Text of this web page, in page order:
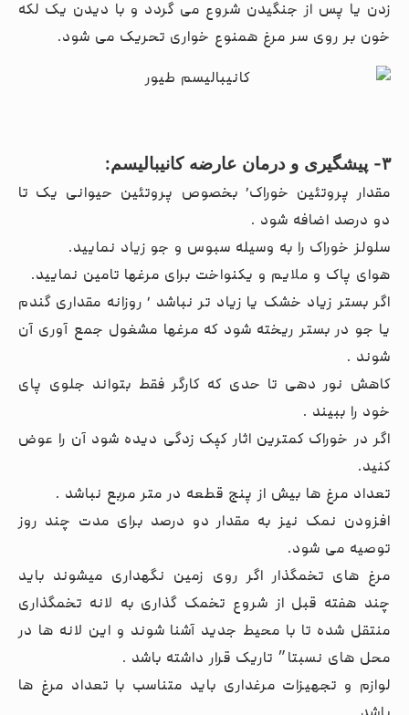
زدن یا پس از جنگیدن شروع می گردد و با دیدن یک لکه
خون بر روی سر مرغ همنوع خواری تحریک می شود.
۳- پیشگیری و درمان عارضه کانیبالیسم :
مقدار پروتئین خوراک٬ بخصوص پروتئین حیوانی یک تا
دو درصد اضافه شود .
سلولز خوراک را به وسیله سبوس و جو زیاد نمایید.
هوای پاک و ملایم و یکنواخت برای مرغها تامین نمایید.
اگر بستر زیاد خشک یا زیاد تر نباشد ٬ روزانه مقداری گندم
یا جو در بستر ریخته شود که مرغها مشغول جمع آوری آن
شوند .
کاهش نور دهی تا حدی که کارگر فقط بتواند جلوی پای
خود را ببیند .
اگر در خوراک کمترین اثار کپک زدگی دیده شود آن را عوض
کنید.
تعداد مرغ ها بیش از پنج قطعه در متر مربع نباشد .
افزودن نمک نیز به مقدار دو درصد برای مدت چند روز
توصیه می شود.
مرغ های تخمگذار اگر روی زمین نگهداری میشوند باید
چند هفته قبل از شروع تخمک گذاری به لانه تخمگذاری
منتقل شده تا با محیط جدید آشنا شوند و این لانه ها در
محل های نسبتا״ تاریک قرار داشته باشد .
لوازم و تجهیزات مرغداری باید متناسب با تعداد مرغ ها